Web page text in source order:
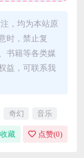
，均为本站原
时，禁止复
书籍等各类媒
益，可联系我
奇幻 音乐
收藏 点赞(0)